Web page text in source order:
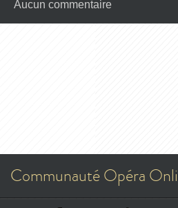
Aucun commentaire
Communauté Opéra